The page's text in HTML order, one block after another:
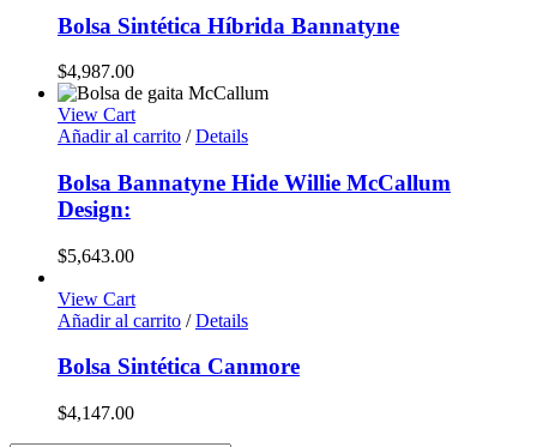
Bolsa Sintética Híbrida Bannatyne
$4,987.00
View Cart
Añadir al carrito / Details
Bolsa Bannatyne Hide Willie McCallum
Design:
$5,643.00
View Cart
Añadir al carrito / Details
Bolsa Sintética Canmore
$4,147.00